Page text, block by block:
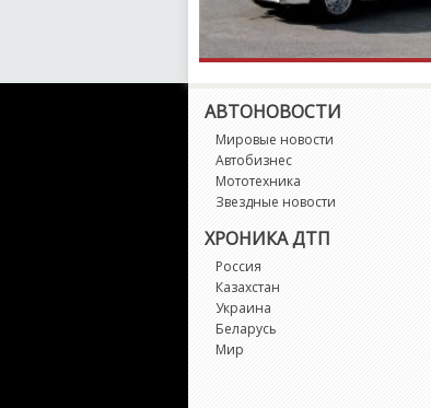
АВТОНОВОСТИ
Мировые новости
Автобизнес
Мототехника
Звездные новости
ХРОНИКА ДТП
Россия
Казахстан
Украина
Беларусь
Мир